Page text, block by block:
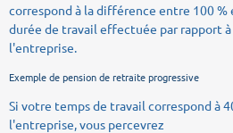
correspond à la différence entre 100
durée de travail effectuée par rapport
l'entreprise.
Exemple de pension de retraite progressive
Si votre temps de travail correspond à
l'entreprise, vous percevrez